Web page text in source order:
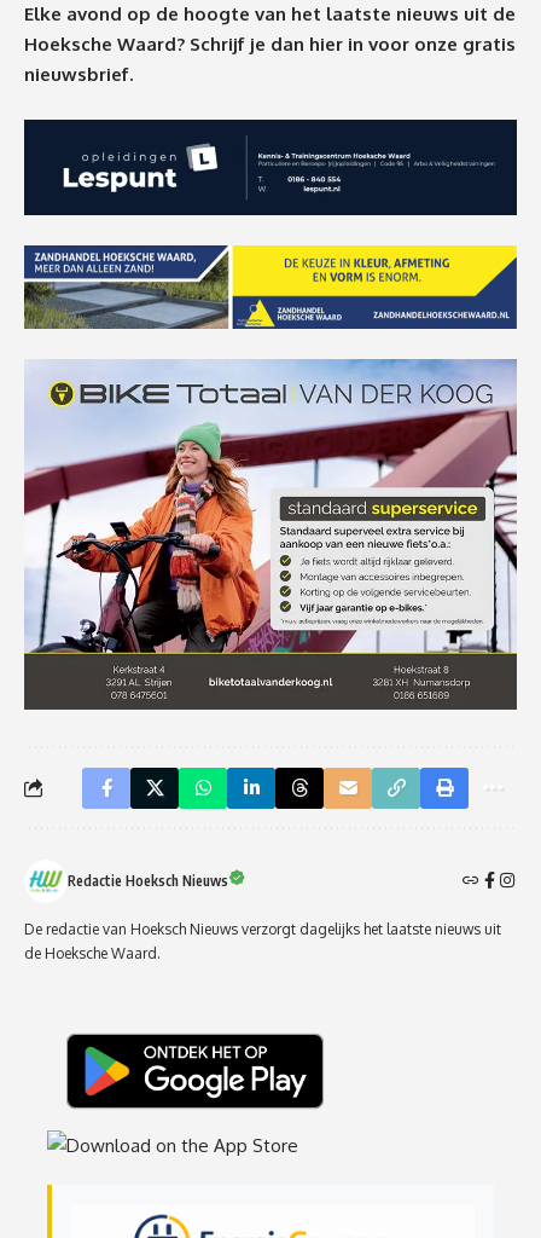
Elke avond op de hoogte van het laatste nieuws uit de
Hoeksche Waard? Schrijf je dan hier in voor onze gratis
nieuwsbrief.
Redactie Hoeksch Nieuws
De redactie van Hoeksch Nieuws verzorgt dagelijks het laatste nieuws uit
de Hoeksche Waard.